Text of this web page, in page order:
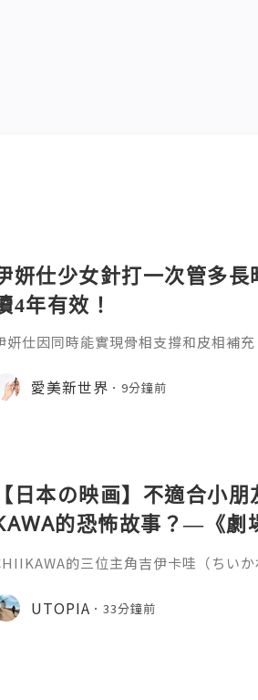
妍仕少女針打一次管多
4年有效！
妍仕因同時能實現骨相支撐和皮相補
非永久，伊妍仕少女針打一次管多長時
分邏輯和不同劑型的差異說起。1.區別
愛美新世界 9分鐘前
【日本の映画】不適合小
的恐怖故事？—《劇
島的秘密》
的三位主角吉伊卡哇（ちい
？《劇場版 CHIIKAWA 人魚島的秘
のひみつ）講述兔兔在草地上休息的
UTOPIA 33分鐘前